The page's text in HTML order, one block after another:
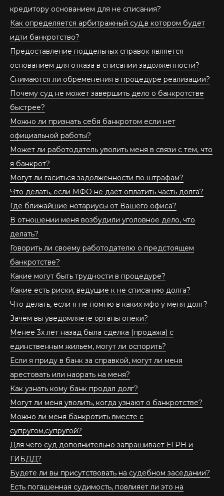
кредитору основанием для не списания?
Как определяется арбитражный суд,в котором будет
идти банкротство?
Предоставление поддельных справок является
основанием для отказа в списании задолженности?
Снимаются ли обременения в процедуре реализации?
Почему суд не может завершить дело о банкротстве
быстрее?
Можно ли признать себя банкротом если нет
официальной работы?
Может ли работодатель уволить меня в связи с тем, что
я банкрот?
Могут ли гаситься задолженности по штрафам?
Что делать, если МФО не дает оплатить часть долга?
Где ближайшие нотариусы от Вашего офиса?
В отношении меня возбудили уголовное дело, что
делать?
Говорить ли своему работодателю о предстоящем
банкротстве?
Какие могут быть трудности в процедуре?
Какие есть риски, ведущие к не списанию долга?
Что делать, если я не помню в каких мфо у меня долг?
Зачем вы уведомляете органы опеки?
Менее 3х лет назад была сделка (продажа) с
единственным жильем, могут ли оспорить?
Если я приду в банк за справкой, могут ли меня
арестовать или наорать на меня?
Как узнать кому банк продал долг?
Могут ли меня уволить, когда узнают о банкротстве?
Можно ли меня банкротить вместе с
супругом,супругой?
Для чего суд дополнительно запрашивает ЕГРН и
ГИБДД?
Будете ли вы присутствовать на судебном заседании?
Есть погашенная судимость, повлияет ли это на